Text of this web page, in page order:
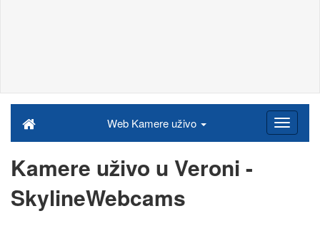
Web Kamere uživo
Kamere uživo u Veroni -
SkylineWebcams